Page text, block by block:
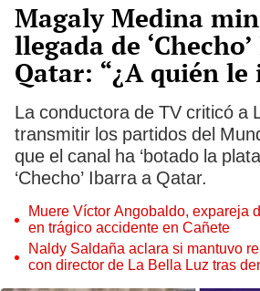
Magaly Medina
llegada de
Qatar: “¿A quién le
La conductora de TV criticó a
transmitir los partidos del
que el canal ha ‘botado la
‘Checho’ Ibarra a Qatar.
Muere Víctor Angobaldo, expareja
en trágico accidente en Cañete
Naldy Saldaña aclara si mantuvo
con director de La Bella Luz tras